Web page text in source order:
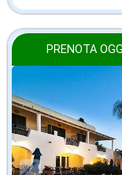
PRENOTA
2026
in offerta da
€109,86